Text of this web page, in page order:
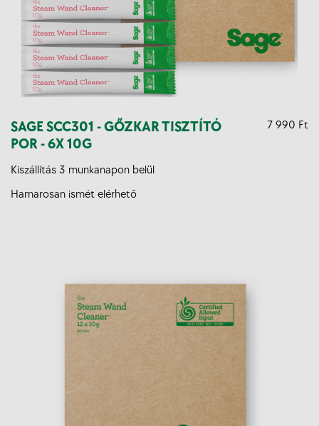
SAGE SCC301 - GŐZKAR TISZTÍTÓ
POR - 6X 10G
7 990 Ft
Kiszállítás 3 munkanapon belül
Hamarosan ismét elérhető